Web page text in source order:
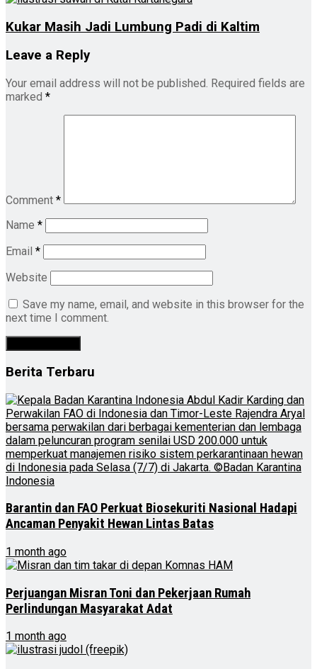
Kukar Masih Jadi Lumbung Padi di Kaltim
Leave a Reply
Your email address will not be published. Required fields are
marked *
Comment *
Name *
Email *
Website
Save my name, email, and website in this browser for the
next time I comment.
Berita Terbaru
Barantin dan FAO Perkuat Biosekuriti Nasional Hadapi
Ancaman Penyakit Hewan Lintas Batas
1 month ago
Perjuangan Misran Toni dan Pekerjaan Rumah
Perlindungan Masyarakat Adat
1 month ago